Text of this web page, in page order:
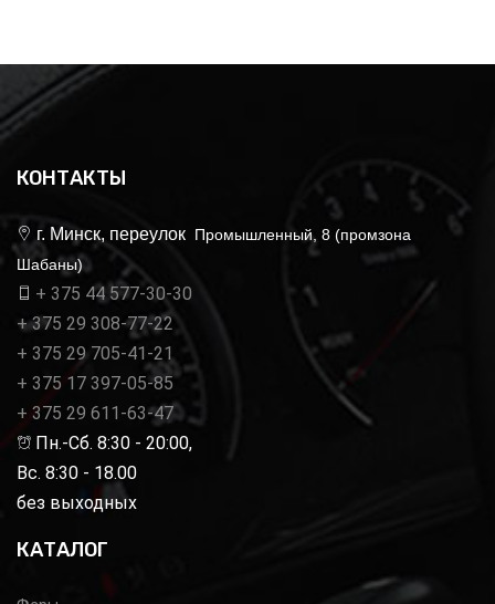
КОНТАКТЫ
г. Минск, переулок Промышленный, 8 (промзона
Шабаны)
+ 375 44 577-30-30
+ 375 29 308-77-22
+ 375 29 705-41-21
+ 375 17 397-05-85
+ 375 29 611-63-47
Пн.-Сб. 8:30 - 20:00,
Вс. 8:30 - 18.00
без выходных
КАТАЛОГ